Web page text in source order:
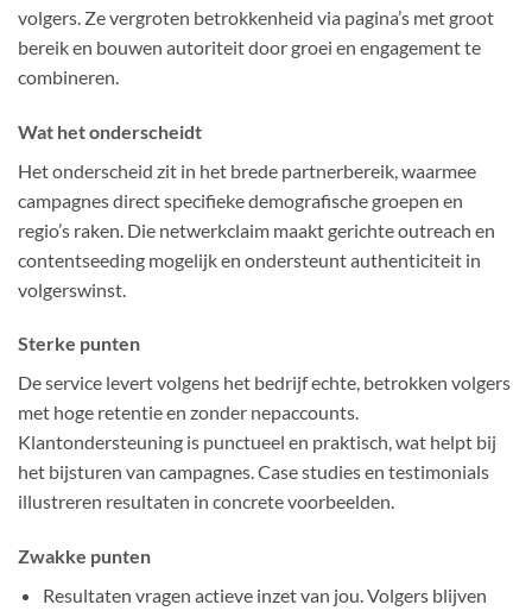
volgers. Ze vergroten betrokkenheid via pagina’s met groot
bereik en bouwen autoriteit door groei en engagement te
combineren.
Wat het onderscheidt
Het onderscheid zit in het brede partnerbereik, waarmee
campagnes direct specifieke demografische groepen en
regio’s raken. Die netwerkclaim maakt gerichte outreach en
contentseeding mogelijk en ondersteunt authenticiteit in
volgerswinst.
Sterke punten
De service levert volgens het bedrijf echte, betrokken volgers
met hoge retentie en zonder nepaccounts.
Klantondersteuning is punctueel en praktisch, wat helpt bij
het bijsturen van campagnes. Case studies en testimonials
illustreren resultaten in concrete voorbeelden.
Zwakke punten
Resultaten vragen actieve inzet van jou. Volgers blijven